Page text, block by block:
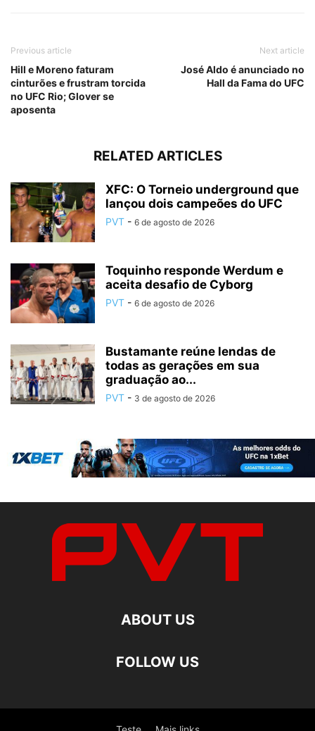
Previous article
Hill e Moreno faturam
cinturões e frustram torcida
no UFC Rio; Glover se
aposenta
Next article
José Aldo é anunciado no
Hall da Fama do UFC
RELATED ARTICLES
XFC: O Torneio underground que
lançou dois campeões do UFC
PVT - 6 de agosto de 2026
Toquinho responde Werdum e
aceita desafio de Cyborg
PVT - 6 de agosto de 2026
Bustamante reúne lendas de
todas as gerações em sua
graduação ao...
PVT - 3 de agosto de 2026
ABOUT US
FOLLOW US